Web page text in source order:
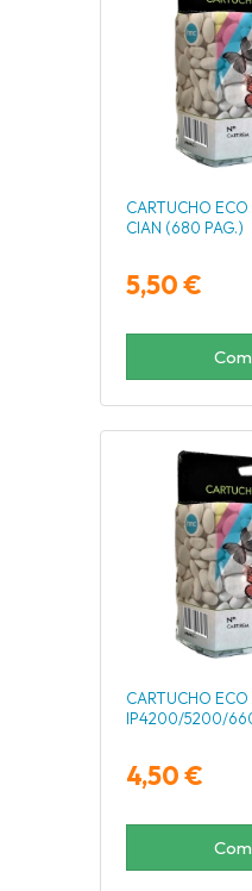
CARTUCHO
CIAN (680 PAG.)
5,50 €
CARTUCHO
IP4200/5200/
4,50 €